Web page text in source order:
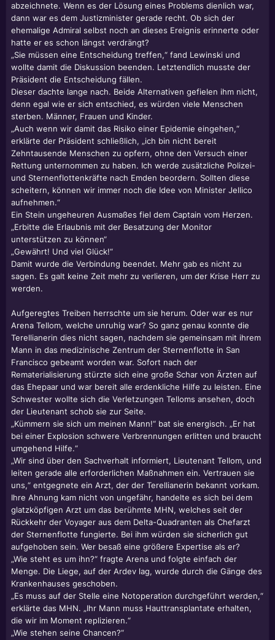
abzeichnete. Wenn es der Lösung eines Problems dienlich war,
dann war es dem Justizminister gerade recht. Ob sich der
ehemalige Admiral selbst noch an dieses Ereignis erinnerte oder
hatte er es schon längst verdrängt?
„Sie müssen eine Entscheidung treffen,“ fand Lewinski und
wollte damit die Diskussion beenden. Letztendlich musste der
Präsident die Entscheidung fällen.
Dieser dachte lange nach. Beide Alternativen gefielen ihm nicht,
denn egal wie er sich entschied, es würden viele Menschen
sterben. Männer, Frauen und Kinder.
„Auch wenn wir damit das Risiko einer Epidemie eingehen,“
erklärte der Präsident schließlich, „ich bin nicht bereit
Zehntausende Menschen zu opfern, ohne den Versuch einer
Rettung unternommen zu haben. Ich werde zusätzliche Polizei-
und Sternenflottenkräfte nach Emden beordern. Sollten diese
scheitern, können wir immer noch die Idee von Minister Jellico
aufnehmen.“
Ein Stein ungeheuren Ausmaßes fiel dem Captain vom Herzen.
„Erbitte die Erlaubnis mit der Besatzung der Monitor
unterstützen zu können“
„Gewährt! Und viel Glück!“
Damit wurde die Verbindung beendet. Mehr gab es nicht zu
sagen. Es galt keine Zeit mehr zu verlieren, um der Krise Herr zu
werden.
Aufgeregtes Treiben herrschte um sie herum. Oder war es nur
Arena Tellom, welche unruhig war? So ganz genau konnte die
Terellianerin dies nicht sagen, nachdem sie gemeinsam mit ihrem
Mann in das medizinische Zentrum der Sternenflotte in San
Francisco gebeamt worden war. Sofort nach der
Rematerialisierung stürzte sich eine große Schar von Ärzten auf
das Ehepaar und war bereit alle erdenkliche Hilfe zu leisten. Eine
Schwester wollte sich die Verletzungen Telloms ansehen, doch
der Lieutenant schob sie zur Seite.
„Kümmern sie sich um meinen Mann!“ bat sie energisch. „Er hat
bei einer Explosion schwere Verbrennungen erlitten und braucht
umgehend Hilfe.“
„Wir sind über den Sachverhalt informiert, Lieutenant Tellom, und
leiten gerade alle erforderlichen Maßnahmen ein. Vertrauen sie
uns,“ entgegnete ein Arzt, der der Terellianerin bekannt vorkam.
Ihre Ahnung kam nicht von ungefähr, handelte es sich bei dem
glatzköpfigen Arzt um das berühmte MHN, welches seit der
Rückkehr der Voyager aus dem Delta-Quadranten als Chefarzt
der Sternenflotte fungierte. Bei ihm würden sie sicherlich gut
aufgehoben sein. Wer besaß eine größere Expertise als er?
„Wie steht es um ihn?“ fragte Arena und folgte einfach der
Menge. Die Liege, auf der Ardev lag, wurde durch die Gänge des
Krankenhauses geschoben.
„Es muss auf der Stelle eine Notoperation durchgeführt werden,“
erklärte das MHN. „Ihr Mann muss Hauttransplantate erhalten,
die wir im Moment replizieren.“
„Wie stehen seine Chancen?“